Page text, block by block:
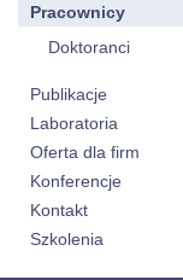
Pracownicy
Doktoranci
Publikacje
Laboratoria
Oferta dla firm
Konferencje
Kontakt
Szkolenia